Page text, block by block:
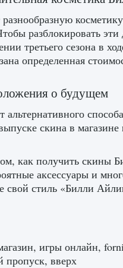
разнообразную
разблокировать
третьего сезона в
определенная
о будущем
альтернативного
скина в
как получить
аксессуары и
свой стиль «Билли
игры онлайн,
пропуск, вверх